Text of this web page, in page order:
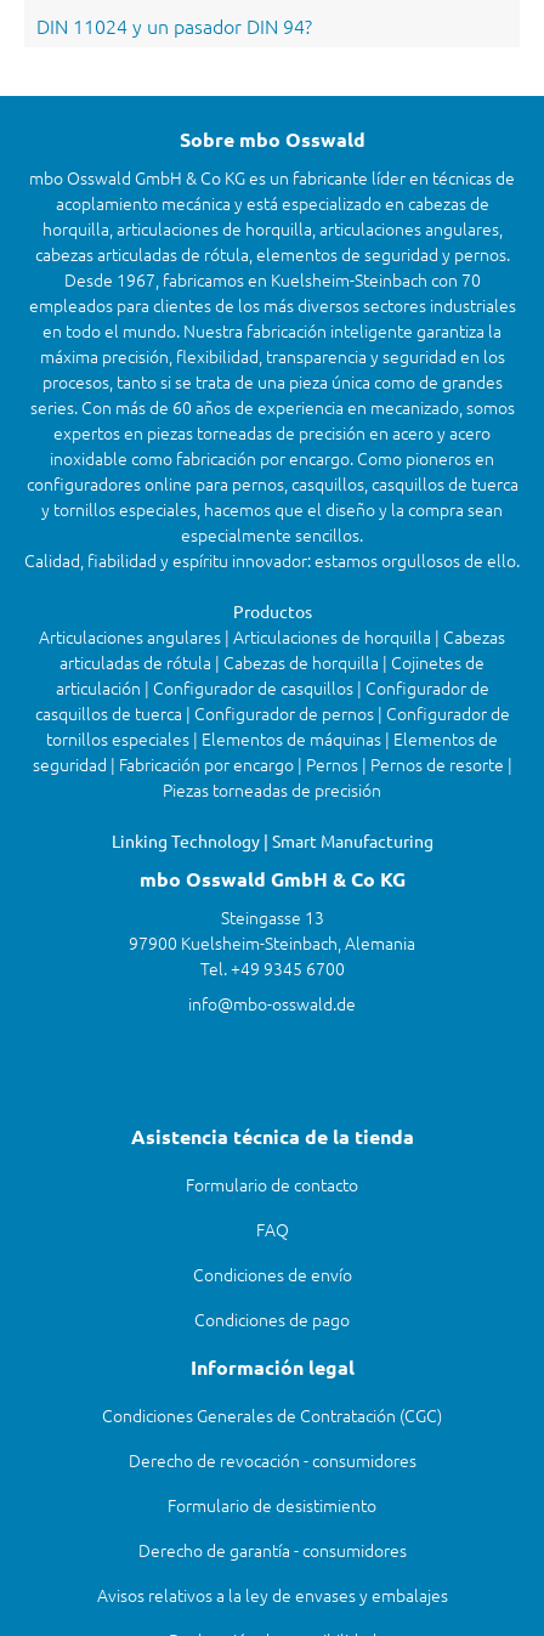
DIN 11024 y un pasador DIN 94?
Sobre mbo Osswald
mbo Osswald GmbH & Co KG es un fabricante líder en técnicas de
acoplamiento mecánica y está especializado en cabezas de
horquilla, articulaciones de horquilla, articulaciones angulares,
cabezas articuladas de rótula, elementos de seguridad y pernos.
Desde 1967, fabricamos en Kuelsheim-Steinbach con 70
empleados para clientes de los más diversos sectores industriales
en todo el mundo. Nuestra fabricación inteligente garantiza la
máxima precisión, flexibilidad, transparencia y seguridad en los
procesos, tanto si se trata de una pieza única como de grandes
series. Con más de 60 años de experiencia en mecanizado, somos
expertos en piezas torneadas de precisión en acero y acero
inoxidable como fabricación por encargo. Como pioneros en
configuradores online para pernos, casquillos, casquillos de tuerca
y tornillos especiales, hacemos que el diseño y la compra sean
especialmente sencillos.
Calidad, fiabilidad y espíritu innovador: estamos orgullosos de ello.
Productos
Articulaciones angulares | Articulaciones de horquilla | Cabezas
articuladas de rótula | Cabezas de horquilla | Cojinetes de
articulación | Configurador de casquillos | Configurador de
casquillos de tuerca | Configurador de pernos | Configurador de
tornillos especiales | Elementos de máquinas | Elementos de
seguridad | Fabricación por encargo | Pernos | Pernos de resorte |
Piezas torneadas de precisión
Linking Technology | Smart Manufacturing
mbo Osswald GmbH & Co KG
Steingasse 13
97900 Kuelsheim-Steinbach, Alemania
Tel. +49 9345 6700
info@mbo-osswald.de
Asistencia técnica de la tienda
Formulario de contacto
FAQ
Condiciones de envío
Condiciones de pago
Información legal
Condiciones Generales de Contratación (CGC)
Derecho de revocación - consumidores
Formulario de desistimiento
Derecho de garantía - consumidores
Avisos relativos a la ley de envases y embalajes